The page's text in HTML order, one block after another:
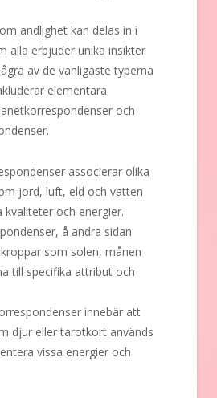
andlighet kan delas in i
alla erbjuder unika insikter
av de vanligaste typerna
elementära
och
associerar olika
jord, luft, eld och vatten
kvaliteter och energier.
å andra sidan
som solen, månen
till specifika attribut och
innebär att
djur eller tarotkort används
vissa energier och